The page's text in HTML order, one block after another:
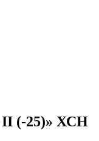
II (-25)» ХСН